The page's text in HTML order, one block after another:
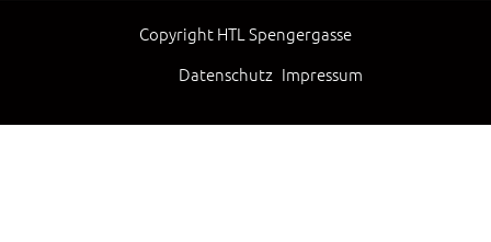
Copyright HTL Spengergasse
Datenschutz Impressum